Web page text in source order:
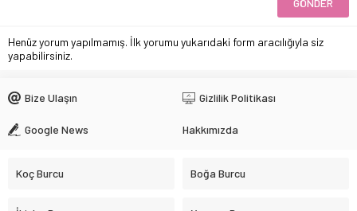
Henüz yorum yapılmamış. İlk yorumu yukarıdaki form aracılığıyla siz
yapabilirsiniz.
Bize Ulaşın Gizlilik Politikası
Google News Hakkımızda
Koç Burcu Boğa Burcu